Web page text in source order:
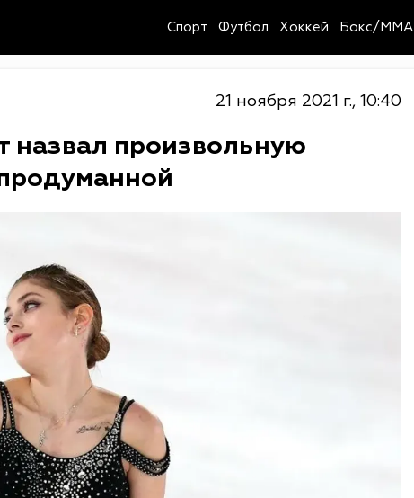
Спорт Футбол Хоккей Бокс/MMA
21 ноября 2021 г., 10:40
назвал произвольную